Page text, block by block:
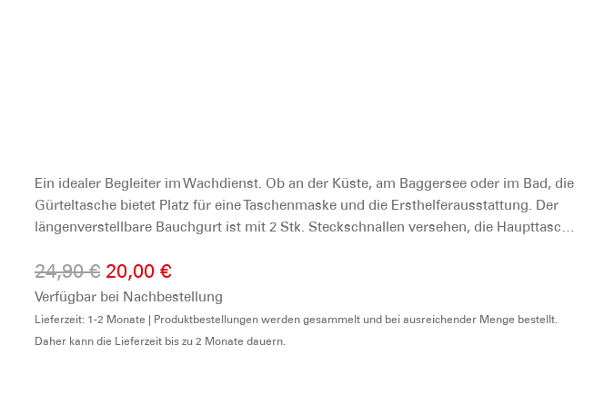
Ein idealer Begleiter im Wachdienst. Ob an der Küste, am Baggersee oder im Bad, die
Gürteltasche bietet Platz für eine Taschenmaske und die Ersthelferausstattung. Der
längenverstellbare Bauchgurt ist mit 2 Stk. Steckschnallen versehen, die Haupttasc…
24,90€ Ursprünglicher
Preis
war:
20,00 €Aktueller
Preis
ist:
Verfügbar bei Nachbestellung
Lieferzeit: 1-2 Monate | Produktbestellungen werden gesammelt und bei ausreichender Menge bestellt.
Daher kann die Lieferzeit bis zu 2 Monate dauern.